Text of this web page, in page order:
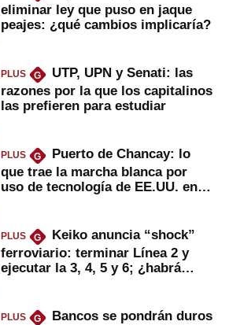
eliminar ley que puso en jaque
peajes: ¿qué cambios implicaría?
PLUS G
UTP, UPN y Senati: las
razones por la que los capitalinos
las prefieren para estudiar
PLUS G
Puerto de Chancay: lo
que trae la marcha blanca por
uso de tecnología de EE.UU. en
PLUS G
Keiko anuncia “shock”
ferroviario: terminar Línea 2 y
ejecutar la 3, 4, 5 y 6; ¿habrá
PLUS G
Bancos se pondrán duros